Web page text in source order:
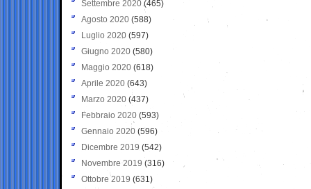
Settembre 2020(465)
Agosto 2020 (588)
Luglio 2020 (597)
Giugno 2020 (580)
Maggio 2020 (618)
Aprile 2020 (643)
Marzo 2020 (437)
Febbraio 2020 (593)
Gennaio 2020 (596)
Dicembre 2019 (542)
Novembre 2019 (316)
Ottobre 2019 (631)